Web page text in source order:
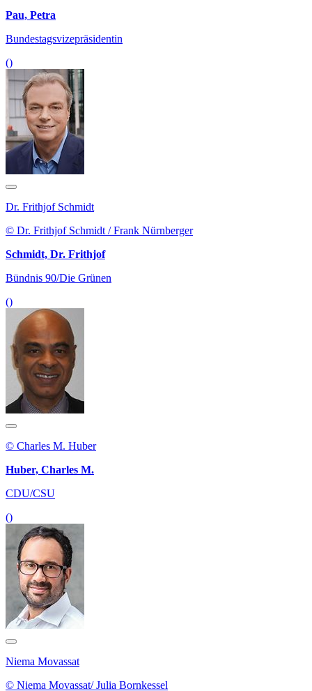
Pau, Petra
Bundestagsvizepräsidentin
()
Dr. Frithjof Schmidt
© Dr. Frithjof Schmidt / Frank Nürnberger
Schmidt, Dr. Frithjof
Bündnis 90/Die Grünen
()
© Charles M. Huber
Huber, Charles M.
CDU/CSU
()
Niema Movassat
© Niema Movassat/ Julia Bornkessel